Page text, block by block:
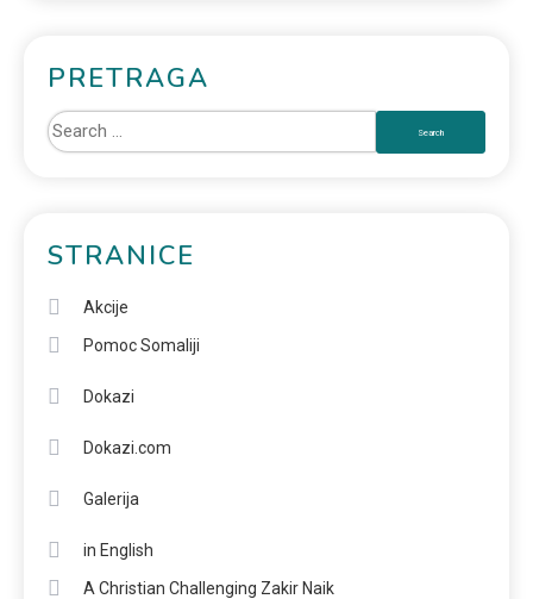
PRETRAGA
STRANICE
Akcije
Pomoc Somaliji
Dokazi
Dokazi.com
Galerija
in English
A Christian Challenging Zakir Naik